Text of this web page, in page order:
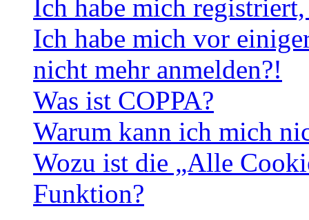
Ich habe mich
Ich habe mich vor
nicht mehr anmelden?!
Was ist COPPA?
Warum kann ich mich
Wozu ist die „Alle
Funktion?